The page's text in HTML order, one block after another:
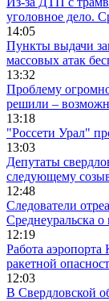
уголовное дело.
14:05
Пункты выдачи
массовых атак
13:32
Проблему
решили –
13:18
"Россети Урал"
13:03
Депутаты
следующему
12:48
Следователи
Среднеуральска о
12:19
Работа аэропорта
ракетной
12:03
В Свердловской